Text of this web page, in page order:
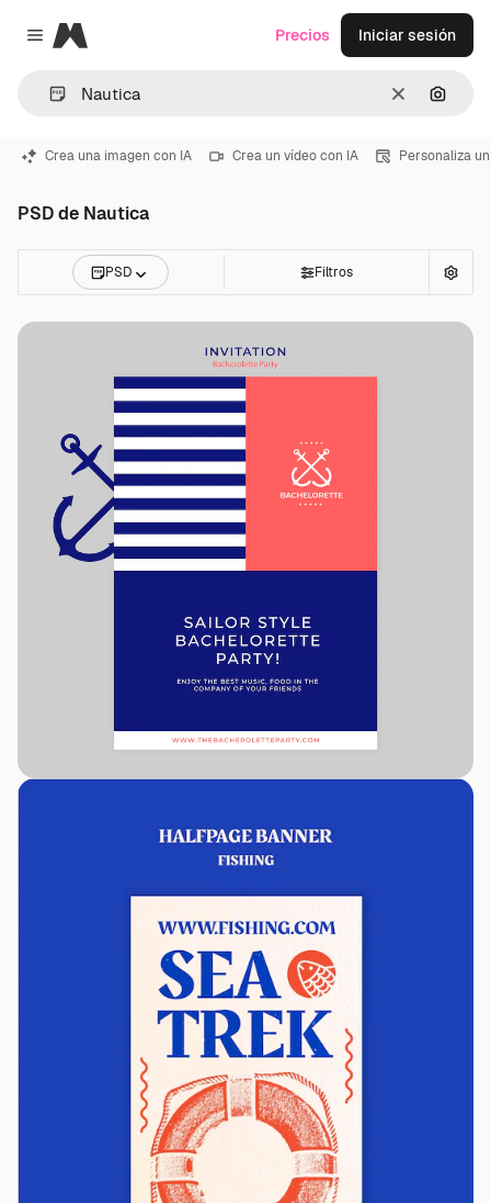
Close menu
Magnific
Borrar
Precios Iniciar sesión
Crea una imagen con IA Crea un vídeo con IA Personaliza
PSD de Nautica
PSD Filtros